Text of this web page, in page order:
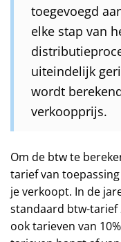
toegevoegd
elke stap van
uiteindelijk
wordt
verkoopprijs.
Om de btw te
tarief van
je verkoopt. In de
standaard btw-tarief
ook tarieven van